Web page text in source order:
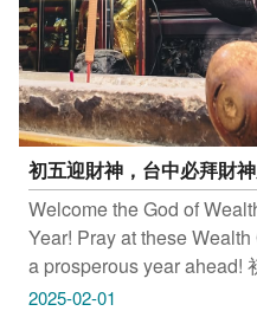
隊，每日16:00開始發放。
盞，發完為止，領取地點
Tag@taichungtravels 就
FB、IG、微博及臺中觀光
#taichungtravels #travel
#taichung
風景 #台中 #大玩台中 #台
台中旅遊‌‌‌ #台中燈會 #蛇
#燈會 #元宵燈會 #元宵
初五迎財神，台中必拜財
Welcome the God of
Year! Pray at these
a prosperous year ahead!
の必訪財神廟で一年の財
2025-02-01